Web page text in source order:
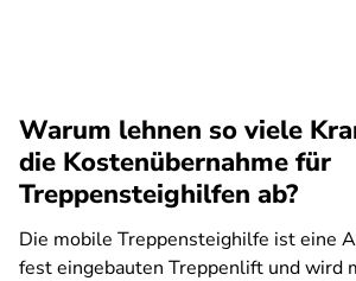
Warum lehnen so viele
die Kostenübernahme für
Treppensteighilfen ab?
Die mobile Treppensteighilfe ist eine
fest eingebauten Treppenlift und wird